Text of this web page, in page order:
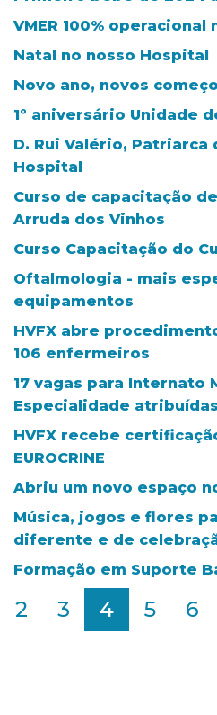
VMER 100%
Natal no nosso Hospital
Novo ano, novos
1º aniversário Unidade
D. Rui Valério, Patriarca
Hospital
Curso de capacitação
Arruda dos Vinhos
Curso Capacitação do
Oftalmologia - mais
equipamentos
HVFX abre
106 enfermeiros
17 vagas para Internato
Especialidade atribuídas
HVFX recebe
EUROCRINE
Abriu um novo espaço
Música, jogos e flores
diferente e de
Formação em Suporte
2 3 4 5 6